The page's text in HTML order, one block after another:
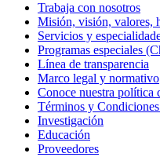
Trabaja con nosotros
Misión, visión, valores,
Servicios y
Programas especiales
Línea de transparencia
Marco legal y normativo
Conoce nuestra política
Términos y
Investigación
Educación
Proveedores